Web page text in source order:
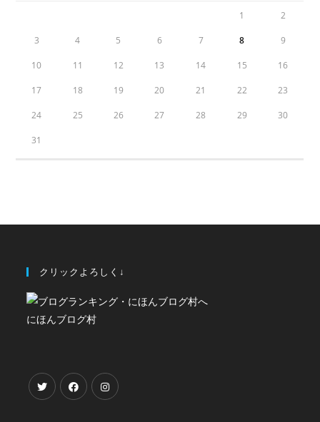
1 2
3 4 5 6 7 8 9
10 11 12 13 14 15 16
17 18 19 20 21 22 23
24 25 26 27 28 29 30
31
クリックよろしく↓
にほんブログ村